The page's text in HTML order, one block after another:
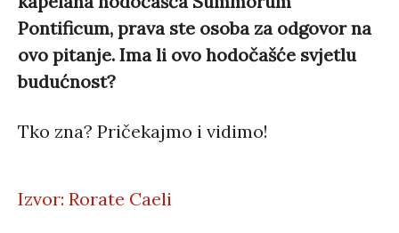
Pontificum, prava ste osoba za odgovor na
ovo pitanje. Ima li ovo hodočašće svjetlu
budućnost?
Tko zna? Pričekajmo i vidimo!
Izvor: Rorate Caeli